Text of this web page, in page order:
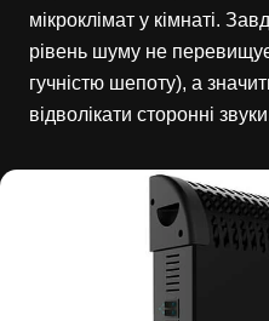
мікроклімат у кімнаті.
рівень шуму не
гучністю шепоту), а
відволікати сторонні